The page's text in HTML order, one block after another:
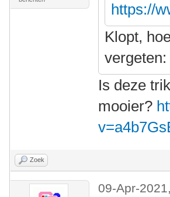
https://
Klopt,
Is deze
mooier?
Zoek
09-Apr-